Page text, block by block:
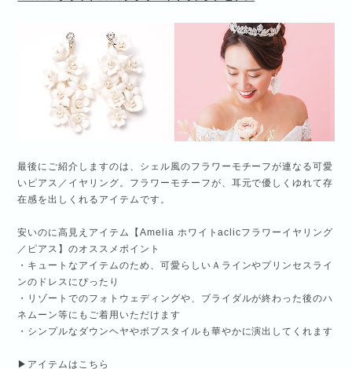
最後にご紹介しますのは、シェル風のフラワーモチーフが連なる可愛
いピアス／イヤリング。フラワーモチーフが、耳元で優しくゆれて存
在感を出しくれるアイテムです。
安いのに高見えアイテム【Amelia ホワイトaclicフラワーイヤリング
／ピアス】のオススメポイント
・キュートなアイテムのため、可愛らしいＡラインやプリンセスライ
ンのドレスにぴったり
・リゾートでのフォトウェディングや、ブライダルが終わった後のハ
ネムーン等にもご着用いただけます
・シンプルなダウンヘヤやボブスタイルも華やかに演出してくれます
▶アイテムはこちら